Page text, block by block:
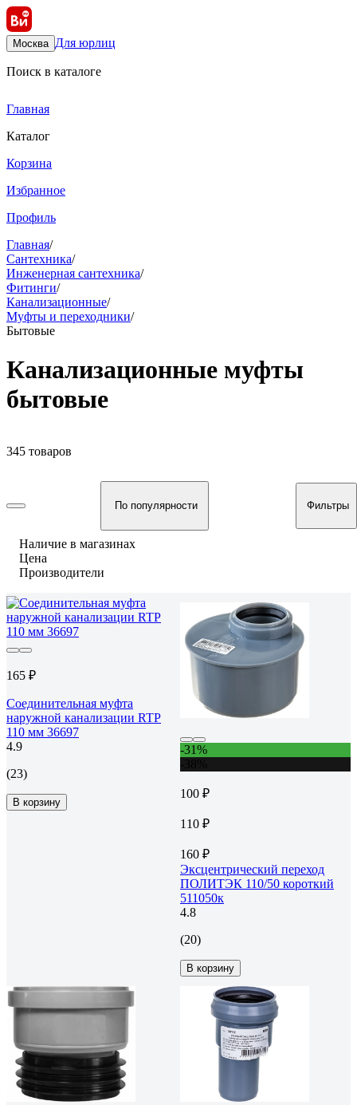
Москва Для юрлиц
Поиск в каталоге
Главная
Каталог
Корзина
Избранное
Профиль
Главная/
Сантехника/
Инженерная сантехника/
Фитинги/
Канализационные/
Муфты и переходники/
Бытовые
Канализационные муфты
бытовые
345 товаров
По популярности Фильтры
Наличие в магазинах
Цена
Производители
165 ₽
Соединительная муфта
наружной канализации RTP
110 мм 36697
4.9
(23)
В корзину
-31%
100 ₽
110 ₽
160 ₽
Эксцентрический переход
ПОЛИТЭК 110/50 короткий
511050к
4.8
(20)
В корзину